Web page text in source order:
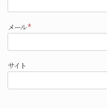
メール*
サイト